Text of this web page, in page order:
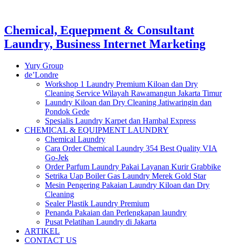
Chemical, Equepment & Consultant
Laundry, Business Internet Marketing
Yury Group
de’Londre
Workshop 1 Laundry Premium Kiloan dan Dry
Cleaning Service Wilayah Rawamangun Jakarta Timur
Laundry Kiloan dan Dry Cleaning Jatiwaringin dan
Pondok Gede
Spesialis Laundry Karpet dan Hambal Express
CHEMICAL & EQUIPMENT LAUNDRY
Chemical Laundry
Cara Order Chemical Laundry 354 Best Quality VIA
Go-Jek
Order Parfum Laundry Pakai Layanan Kurir Grabbike
Setrika Uap Boiler Gas Laundry Merek Gold Star
Mesin Pengering Pakaian Laundry Kiloan dan Dry
Cleaning
Sealer Plastik Laundry Premium
Penanda Pakaian dan Perlengkapan laundry
Pusat Pelatihan Laundry di Jakarta
ARTIKEL
CONTACT US